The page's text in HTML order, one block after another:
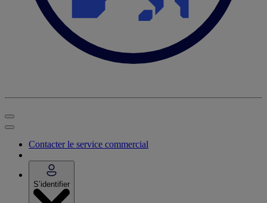
Contacter le service commercial
S’identifier